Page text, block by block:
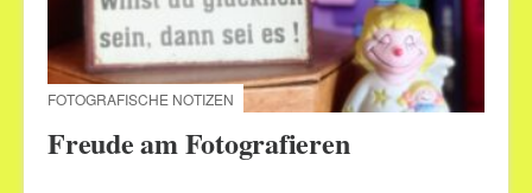
FOTOGRAFISCHE NOTIZEN
Freude am Fotografieren